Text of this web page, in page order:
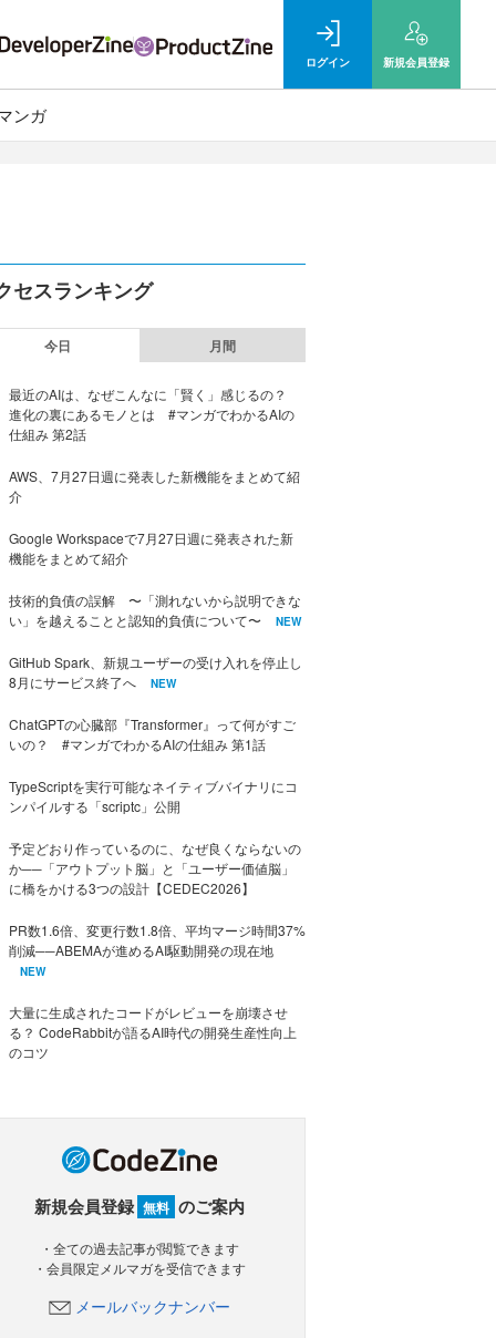
ログイン 新規会員登録
ンガ
セスランキング
今日 月間
最近のAIは、なぜこんなに「賢く」感じるの？
進化の裏にあるモノとは #マンガでわかるAIの
仕組み 第2話
AWS、7月27日週に発表した新機能をまとめて紹
介
Google Workspaceで7月27日週に発表された新
機能をまとめて紹介
技術的負債の誤解 〜「測れないから説明できな
い」を越えることと認知的負債について〜
NEW
GitHub Spark、新規ユーザーの受け入れを停止し
8月にサービス終了へ
NEW
ChatGPTの心臓部『Transformer』って何がすご
いの？ #マンガでわかるAIの仕組み 第1話
TypeScriptを実行可能なネイティブバイナリにコ
ンパイルする「scriptc」公開
予定どおり作っているのに、なぜ良くならないの
か──「アウトプット脳」と「ユーザー価値脳」
に橋をかける3つの設計【CEDEC2026】
PR数1.6倍、変更行数1.8倍、平均マージ時間37%
削減──ABEMAが進めるAI駆動開発の現在地
NEW
大量に生成されたコードがレビューを崩壊させ
る？ CodeRabbitが語るAI時代の開発生産性向上
のコツ
新規会員登録 無料 のご案内
・全ての過去記事が閲覧できます
・会員限定メルマガを受信できます
メールバックナンバー